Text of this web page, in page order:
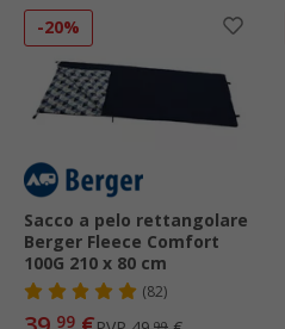
-20%
Sacco a pelo rettangolare
Berger Fleece Comfort
100G 210 x 80 cm
(82)
99 99